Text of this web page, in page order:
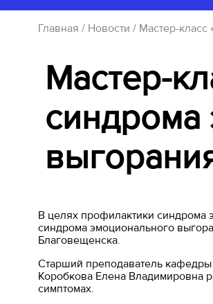
Главная / Новости / Мастер-класс
Мастер-
синдрома
В целях профилактики синдрома
синдрома эмоционального
Благовещенска.
Старший преподаватель кафедры
Коробкова Елена Владимировна
симптомах.